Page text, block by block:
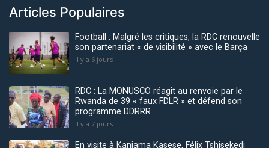
Articles Populaires
Football : Malgré les critiques, la RDC renouvelle
son partenariat « de visibilité » avec le Barça
Il y a 6 jours
RDC : La MONUSCO réagit au renvoie par le
Rwanda de 39 « faux FDLR » et défend son
programme DDRRR
Il y a 7 jours
En visite à Kaniama Kasese, Félix Tshisekedi